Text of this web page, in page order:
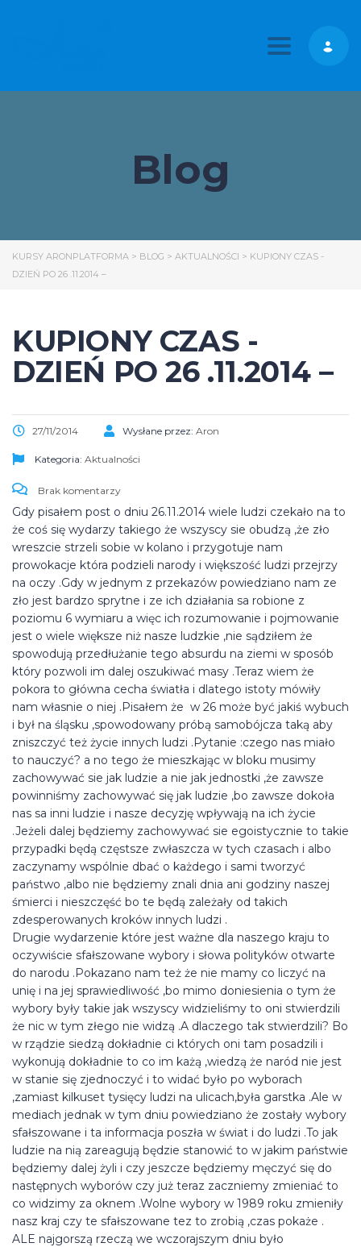
Toggle
Blog
KURSY ARONPLATFORMA > BLOG > AKTUALNOŚCI > KUPIONY CZAS -
DZIEŃ PO 26 .11.2014 –
KUPIONY CZAS -
DZIEŃ PO 26 .11.2014 –
27/11/2014 Wysłane przez: Aron
Kategoria: Aktualności
Brak komentarzy
Gdy pisałem post o dniu 26.11.2014 wiele ludzi czekało na to
że coś się wydarzy takiego że wszyscy sie obudzą ,że zło
wreszcie strzeli sobie w kolano i przygotuje nam
prowokacje która podzieli narody i większość ludzi przejrzy
na oczy .Gdy w jednym z przekazów powiedziano nam ze
zło jest bardzo sprytne i ze ich działania sa robione z
poziomu 6 wymiaru a więc ich rozumowanie i pojmowanie
jest o wiele większe niż nasze ludzkie ,nie sądziłem że
spowodują przedłużanie tego absurdu na ziemi w sposób
który pozwoli im dalej oszukiwać masy .Teraz wiem że
pokora to główna cecha światła i dlatego istoty mówiły
nam własnie o niej .Pisałem że w 26 może być jakiś wybuch
i był na śląsku ,spowodowany próbą samobójcza taką aby
zniszczyć też życie innych ludzi .Pytanie :czego nas miało
to nauczyć? a no tego że mieszkając w bloku musimy
zachowywać sie jak ludzie a nie jak jednostki ,że zawsze
powinniśmy zachowywać się jak ludzie ,bo zawsze dokoła
nas sa inni ludzie i nasze decyzję wpływają na ich życie
.Jeżeli dalej będziemy zachowywać sie egoistycznie to takie
przypadki będą częstsze zwłaszcza w tych czasach i albo
zaczynamy wspólnie dbać o każdego i sami tworzyć
państwo ,albo nie będziemy znali dnia ani godziny naszej
śmierci i nieszczęść bo te będą zależały od takich
zdesperowanych kroków innych ludzi .
Drugie wydarzenie które jest ważne dla naszego kraju to
oczywiście sfałszowane wybory i słowa polityków otwarte
do narodu .Pokazano nam też że nie mamy co liczyć na
unię i na jej sprawiedliwość ,bo mimo doniesienia o tym że
wybory były takie jak wszyscy widzieliśmy to oni stwierdzili
że nic w tym złego nie widzą .A dlaczego tak stwierdzili? Bo
w rządzie siedzą dokładnie ci których oni tam posadzili i
wykonują dokładnie to co im każą ,wiedzą że naród nie jest
w stanie się zjednoczyć i to widać było po wyborach
,zamiast kilkuset tysięcy ludzi na ulicach,była garstka .Ale w
mediach jednak w tym dniu powiedziano że zostały wybory
sfałszowane i ta informacja poszła w świat i do ludzi .To jak
ludzie na nią zareagują będzie stanowić to w jakim państwie
będziemy dalej żyli i czy jeszcze będziemy męczyć się do
następnych wyborów czy już teraz zaczniemy zmieniać to
co widzimy za oknem .Wolne wybory w 1989 roku zmieniły
nasz kraj czy te sfałszowane tez to zrobią ,czas pokaże .
ALE najgorszą rzeczą we wczorajszym dniu było